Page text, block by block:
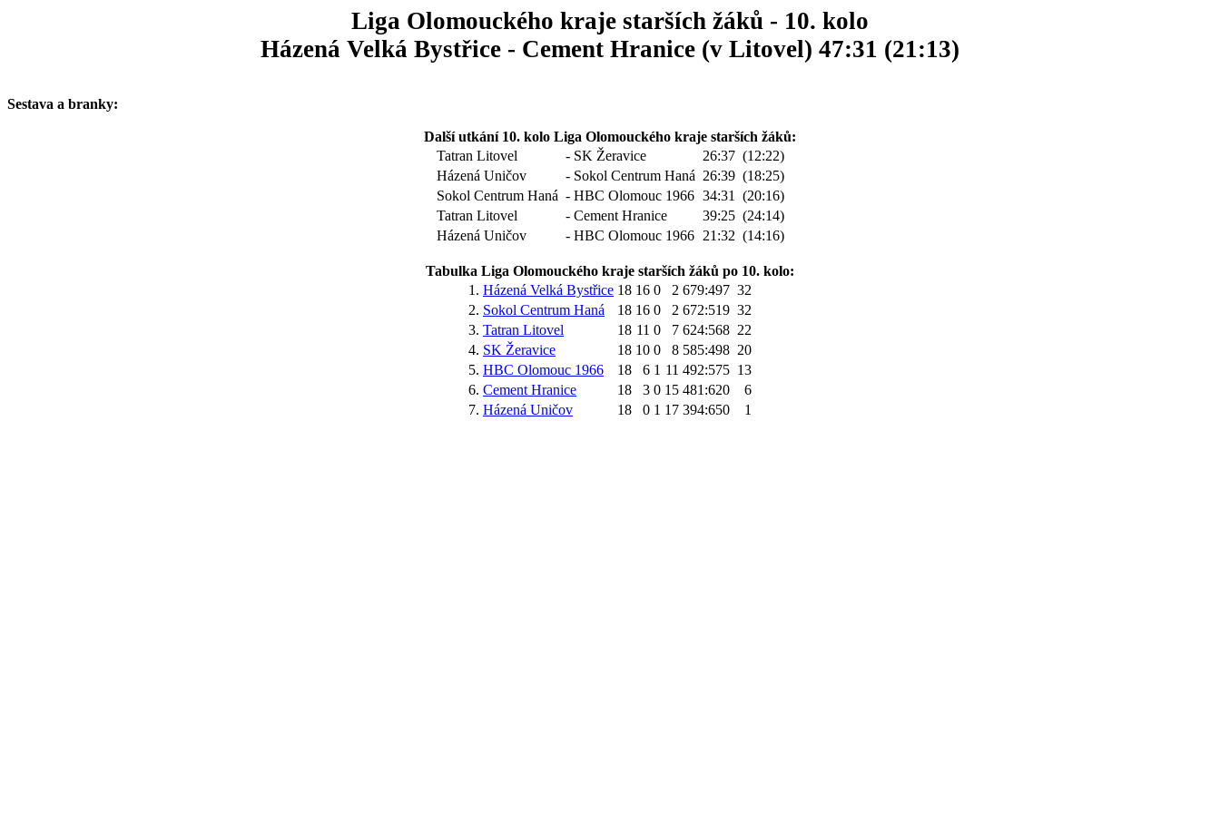
Liga Olomouckého kraje starších žáků - 10. kolo
Házená Velká Bystřice - Cement Hranice (v Litovel) 47:31 (21:13)
Sestava a branky:
Další utkání 10. kolo Liga Olomouckého kraje starších žáků:
Tatran Litovel
- SK Žeravice 26:37 (12:22)
Házená Uničov
- Sokol Centrum Haná 26:39 (18:25)
Sokol Centrum Haná - HBC Olomouc 1966 34:31
(20:16)
Tatran Litovel
- Cement Hranice 39:25 (24:14)
Házená Uničov
- HBC Olomouc 1966 21:32 (14:16)
Tabulka Liga Olomouckého kraje starších žáků po 10. kolo:
1. Házená Velká Bystřice 18 16 0 2 679:497 32
2. Sokol Centrum Haná 18 16 0 2 672:519 32
3. Tatran Litovel 18 11 0 7 624:568 22
4. SK Žeravice 18 10 0 8 585:498 20
5. HBC Olomouc 1966 18 6 1 11 492:575 13
6. Cement Hranice 18 3 0 15 481:620
6
7. Házená Uničov 18 0 1 17 394:650 1